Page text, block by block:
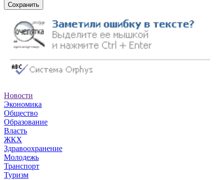
Сохранить
Новости
Экономика
Общество
Образование
Власть
ЖКХ
Здравоохранение
Молодежь
Транспорт
Туризм